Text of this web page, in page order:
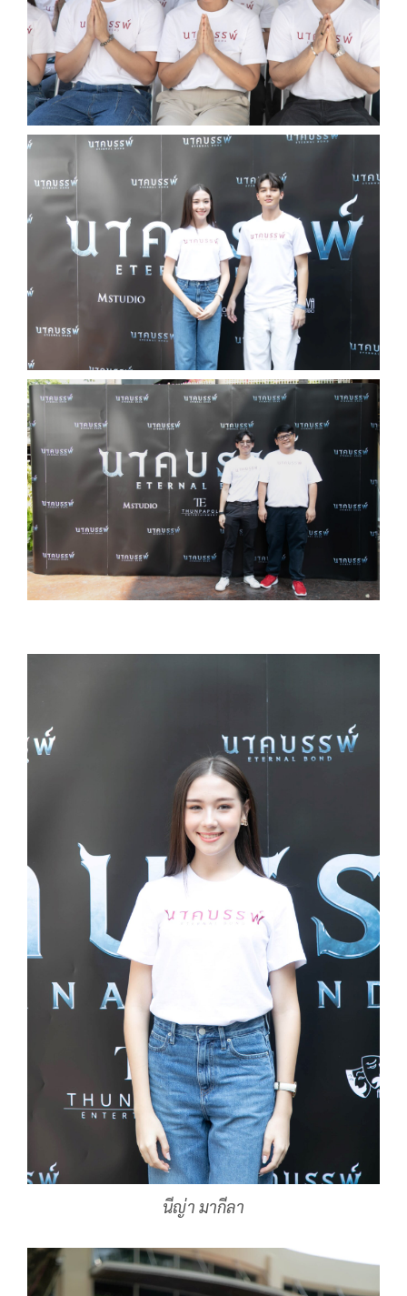
นีญ่า มากีลา